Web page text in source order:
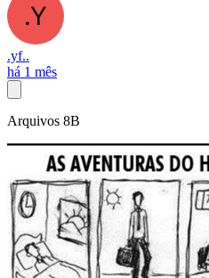
.yf..
há 1 mês
Arquivos 8B